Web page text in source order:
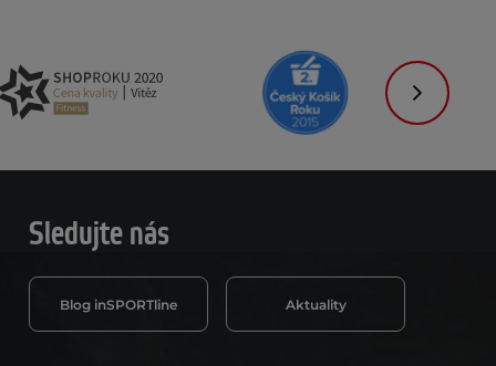
Sledujte nás
Blog inSPORTline Aktuality